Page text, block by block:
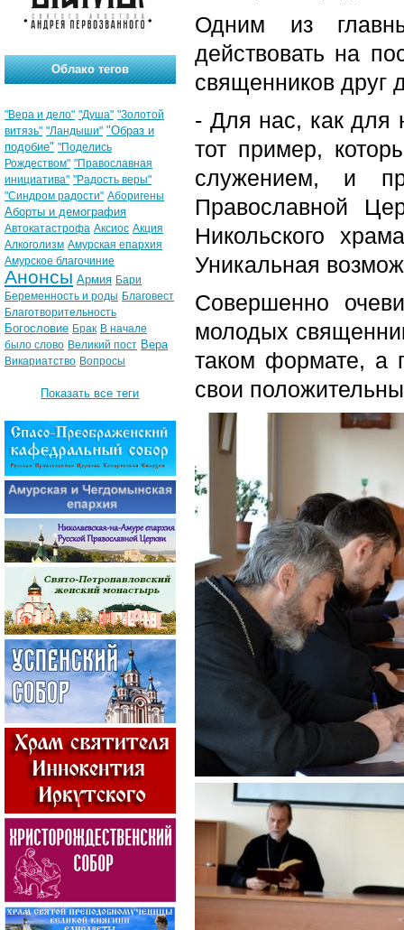
Одним из
действовать на
священников друг
- Для нас, как для
тот пример,
служением, и
Православной
Никольского
Уникальная
Совершенно
молодых
таком формате, а
свои
Облако тегов
"Вера и дело" "Душа" "Золотой
витязь" "Ландыши" "Образ и
подобие" "Поделись
Рождеством" "Православная
инициатива" "Радость веры"
"Синдром радости" Аборигены
Аборты и демография
Автокатастрофа Аксиос Акция
Алкоголизм Амурская епархия
Амурское благочиние
Анонсы Армия Бари
Беременность и роды Благовест
Благотворительность
Богословие Брак В начале
было слово Великий пост Вера
Викариатство Вопросы
Показать все теги